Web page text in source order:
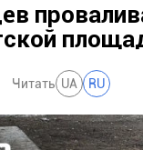
Читать UA RU